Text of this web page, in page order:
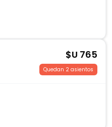
$U 765
Quedan 2 asientos